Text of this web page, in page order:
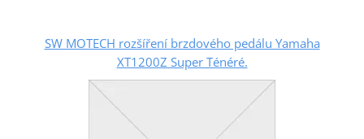
SW MOTECH rozšíření brzdového pedálu Yamaha
XT1200Z Super Ténéré.